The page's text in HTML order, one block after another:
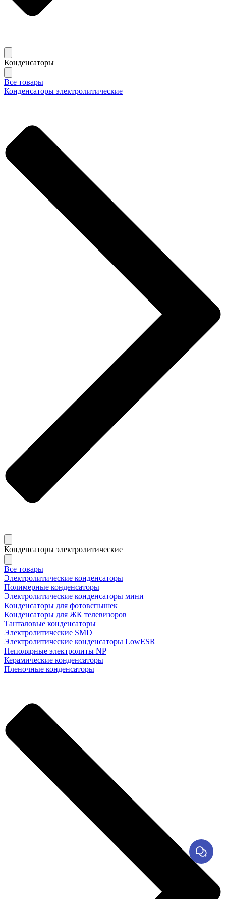
Конденсаторы
Все товары
Конденсаторы электролитические
Конденсаторы электролитические
Все товары
Электролитические конденсаторы
Полимерные конденсаторы
Электролитические конденсаторы мини
Конденсаторы для фотовспышек
Конденсаторы для ЖК телевизоров
Танталовые конденсаторы
Электролитические SMD
Электролитические конденсаторы LowESR
Неполярные электролиты NP
Керамические конденсаторы
Пленочные конденсаторы